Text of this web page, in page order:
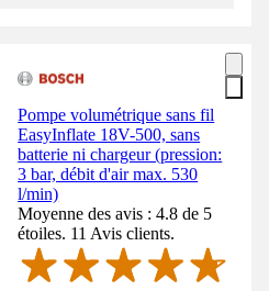
Pompe volumétrique sans fil
EasyInflate 18V-500, sans
batterie ni chargeur (pression:
3 bar, débit d'air max. 530
l/min)
Moyenne des avis : 4.8 de 5
étoiles. 11 Avis clients.